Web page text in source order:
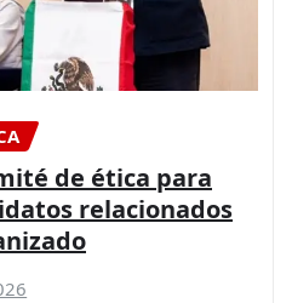
de ética para
relacionados